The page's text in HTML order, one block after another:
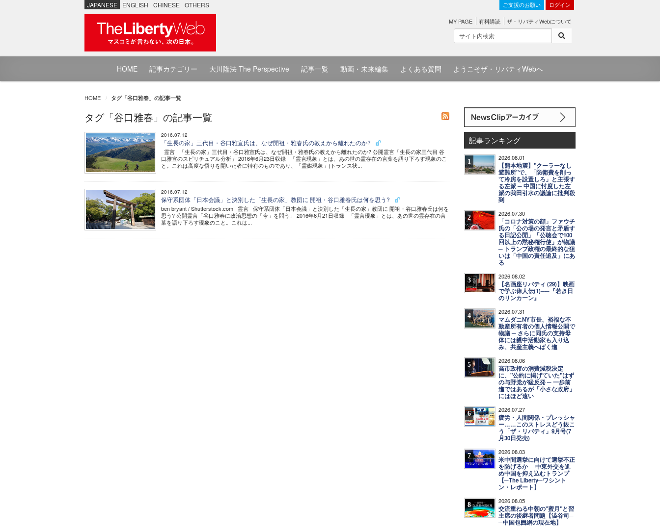
JAPANESE ENGLISH CHINESE OTHERS ご支援のお願い ログイン
MY PAGE 有料購読 ザ・リバティWebについて
HOME 記事カテゴリー 大川隆法 The Perspective 記事一覧 動画・未来編集 よくある質問 ようこそザ・リバティWebへ
HOME タグ「谷口雅春」の記事一覧
タグ「谷口雅春」の記事一覧
2016.07.12
「生長の家」三代目・谷口雅宣氏は、なぜ開祖・雅春氏の教えから離れたのか?
霊言 「生長の家」三代目・谷口雅宣氏は、なぜ開祖・雅春氏の教えから離れたのか? 公開霊言「生長の家三代目 谷
口雅宣のスピリチュアル分析」 2016年6月23日収録 「霊言現象」とは、あの世の霊存在の言葉を語り下ろす現象のこ
と。これは高度な悟りを開いた者に特有のものであり、「霊媒現象」(トランス状...
2016.07.12
保守系団体「日本会議」と決別した「生長の家」教団に 開祖・谷口雅春氏は何を思う?
ben bryant / Shutterstock.com 霊言 保守系団体「日本会議」と決別した「生長の家」教団に 開祖・谷口雅春氏は何を
思う? 公開霊言「谷口雅春に政治思想の「今」を問う」 2016年6月21日収録 「霊言現象」とは、あの世の霊存在の言
葉を語り下ろす現象のこと。これは...
記事ランキング
1 2026.08.01
【熊本地震】"クーラーなし
避難所"で、「防衛費を削っ
て冷房を設置しろ」と主張す
る左派 ─ 中国に忖度した左
派の我田引水の議論に批判殺
到
2 2026.07.30
「コロナ対策の顔」ファウチ
氏の「公の場の発言と矛盾す
る日記公開」「公聴会で100
回以上の黙秘権行使」が物議
─ トランプ政権の最終的な狙
いは「中国の責任追及」にあ
る
3 2026.08.02
【名画座リバティ (29)】映画
で学ぶ偉人伝(1)──『若き日
のリンカーン』
4 2026.07.31
マムダニNY市長、裕福な不
動産所有者の個人情報公開で
物議 ─ さらに同氏の支持母
体には親中活動家も入り込
み、共産主義へばく進
5 2026.08.06
高市政権の消費減税決定
に、"公約に掲げていた"はず
の与野党が猛反発 ─ 一歩前
進ではあるが「小さな政府」
にはほど遠い
6 2026.07.27
疲労・人間関係・プレッシャ
ー……このストレスどう抜こ
う「ザ・リバティ」9月号(7
月30日発売)
7 2026.08.03
米中間選挙に向けて選挙不正
を防げるか ─ 中東外交を進
め中国を抑え込むトランプ
【─The Liberty─ワシント
ン・レポート】
8 2026.08.05
交流重ねる中朝の"蜜月"と習
主席の後継者問題【澁谷司─
─中国包囲網の現在地】